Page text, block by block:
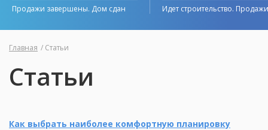
Продажи завершены. Дом сдан Идет строительство.
Главная / Статьи
Статьи
Как выбрать наиболее комфортную планировку